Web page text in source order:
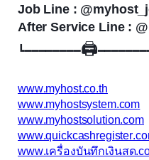
Job Line :
After Service Line :
┗━━━━━━━━🖨️
www.myhost.co.th
www.myhostsystem.com
www.myhostsolution.com
www.เครื่องบันทึกเงินสด